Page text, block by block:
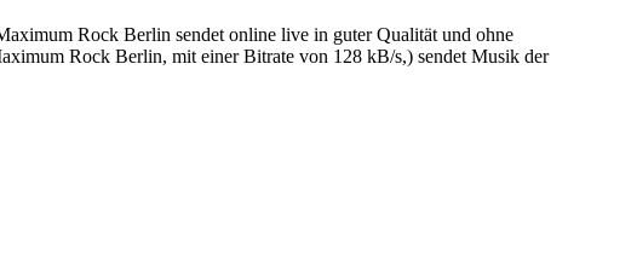
Rock Berlin sendet online live in guter Qualität und ohne
Rock Berlin, mit einer Bitrate von 128 kB/s,) sendet Musik der